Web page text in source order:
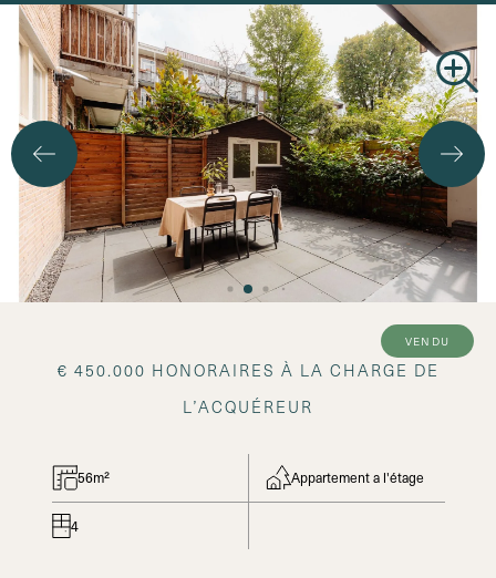
vendu
€ 450.000 HONORAIRES À LA CHARGE DE
L’ACQUÉREUR
56m² Appartement a l'étage
4